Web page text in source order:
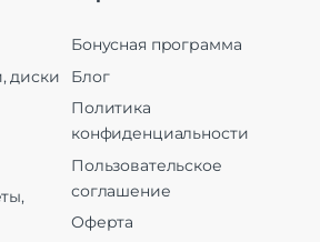
диски
Бонусная программа
Блог
Политика
конфиденциальности
Пользовательское
соглашение
Оферта